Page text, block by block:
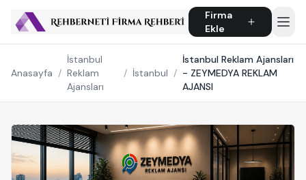
Firma
Ekle
Anasayfa /
İstanbul
Reklam
Ajansları
/ İstanbul /
İstanbul Reklam Ajansları
- ZEYMEDYA REKLAM
AJANSI